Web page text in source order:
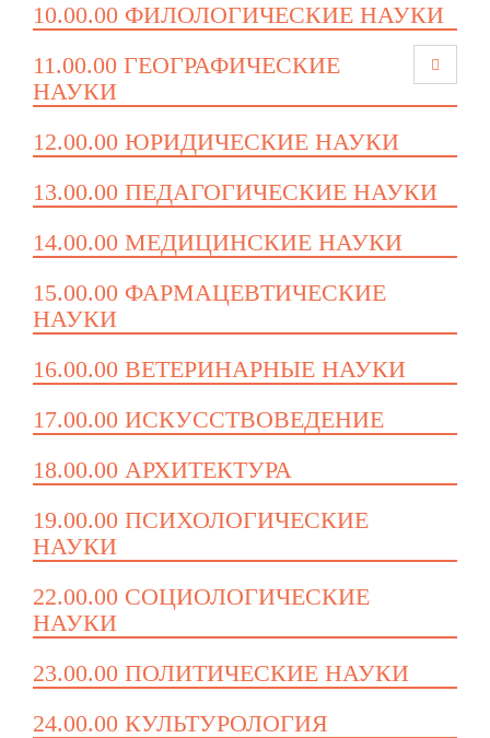
10.00.00 ФИЛОЛОГИЧЕСКИЕ НАУКИ
11.00.00 ГЕОГРАФИЧЕСКИЕ
НАУКИ
12.00.00 ЮРИДИЧЕСКИЕ НАУКИ
13.00.00 ПЕДАГОГИЧЕСКИЕ НАУКИ
14.00.00 МЕДИЦИНСКИЕ НАУКИ
15.00.00 ФАРМАЦЕВТИЧЕСКИЕ
НАУКИ
16.00.00 ВЕТЕРИНАРНЫЕ НАУКИ
17.00.00 ИСКУССТВОВЕДЕНИЕ
18.00.00 АРХИТЕКТУРА
19.00.00 ПСИХОЛОГИЧЕСКИЕ
НАУКИ
22.00.00 СОЦИОЛОГИЧЕСКИЕ
НАУКИ
23.00.00 ПОЛИТИЧЕСКИЕ НАУКИ
24.00.00 КУЛЬТУРОЛОГИЯ